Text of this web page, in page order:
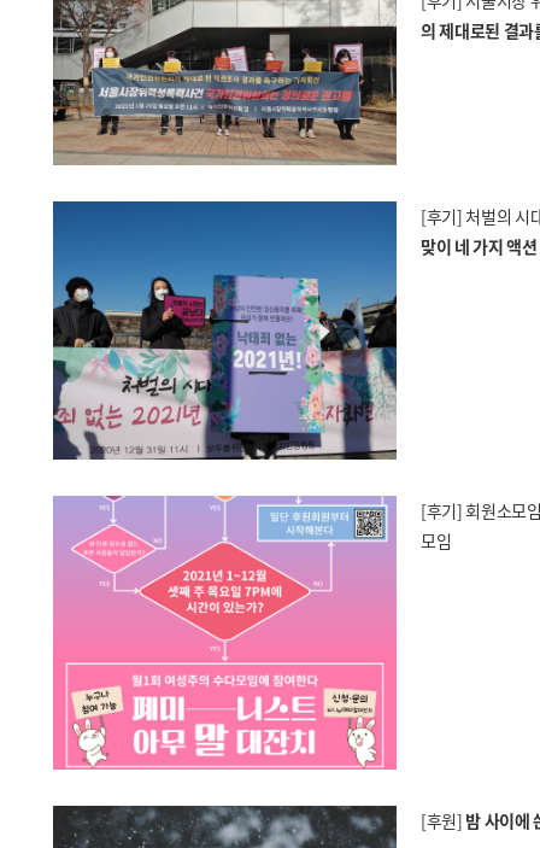
의 제대로된 결과
[후기] 처벌의 시
맞이 네 가지 액션
[후기] 회원소모
모임
[후원] 밤 사이에